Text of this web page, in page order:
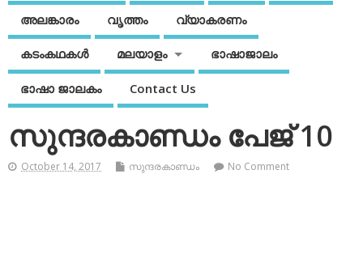
അലങ്കാരം വൃത്തം വ്യാകരണം
കടംകഥകള്‍ മലയാളം ഭാഷാജാലം
ഭാഷാ ജാലകം Contact Us
സുന്ദരകാണ്ഡം പേജ് 10
October 14, 2017 സുന്ദരകാണ്ഡം No Comment